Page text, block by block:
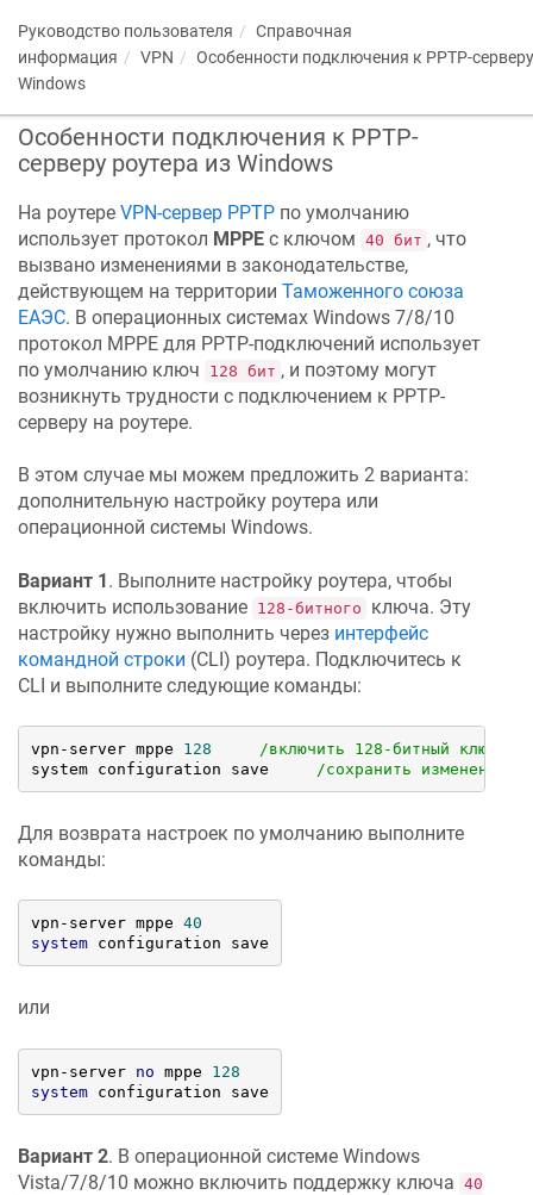
Руководство пользователя
Справочная
информация
VPN
Особенности подключения к PPTP-
Windows
Особенности подключения к PPTP-
серверу роутера из Windows
На роутере VPN-сервер PPTP по умолчанию
использует протокол MPPE с ключом 40 бит , что
вызвано изменениями в законодательстве,
действующем на территории Таможенного союза
ЕАЭС. В операционных системах Windows 7/8/10
протокол MPPE для PPTP-подключений использует
по умолчанию ключ
128 бит , и поэтому могут
возникнуть трудности с подключением к PPTP-
серверу на роутере.
В этом случае мы можем предложить 2 варианта:
дополнительную настройку роутера или
операционной системы Windows.
Вариант 1. Выполните настройку роутера, чтобы
включить использование 128-битного
ключа. Эту
настройку нужно выполнить через интерфейс
командной строки (CLI) роутера. Подключитесь к
CLI и выполните следующие команды:
vpn - server mppe 128
/включить 128-битный ключ
system configuration save /сохранить изменения/
Для возврата настроек по умолчанию выполните
команды:
vpn-server mppe 40
system configuration save
или
vpn-server no mppe 128
system configuration save
Вариант 2. В операционной системе Windows
Vista/7/8/10 можно включить поддержку ключа 40